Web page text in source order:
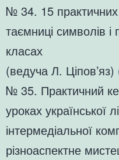
№ 34. 15
таємниці символів
класах
(ведуча Л.
№ 35. Практичний
уроках української
інтермедіальної
різноаспектне